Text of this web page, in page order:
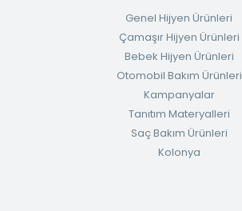
Genel Hijyen Ürünleri
Çamaşır Hijyen Ürünleri
Bebek Hijyen Ürünleri
Otomobil Bakım Ürünleri
Kampanyalar
Tanıtım Materyalleri
Saç Bakım Ürünleri
Kolonya